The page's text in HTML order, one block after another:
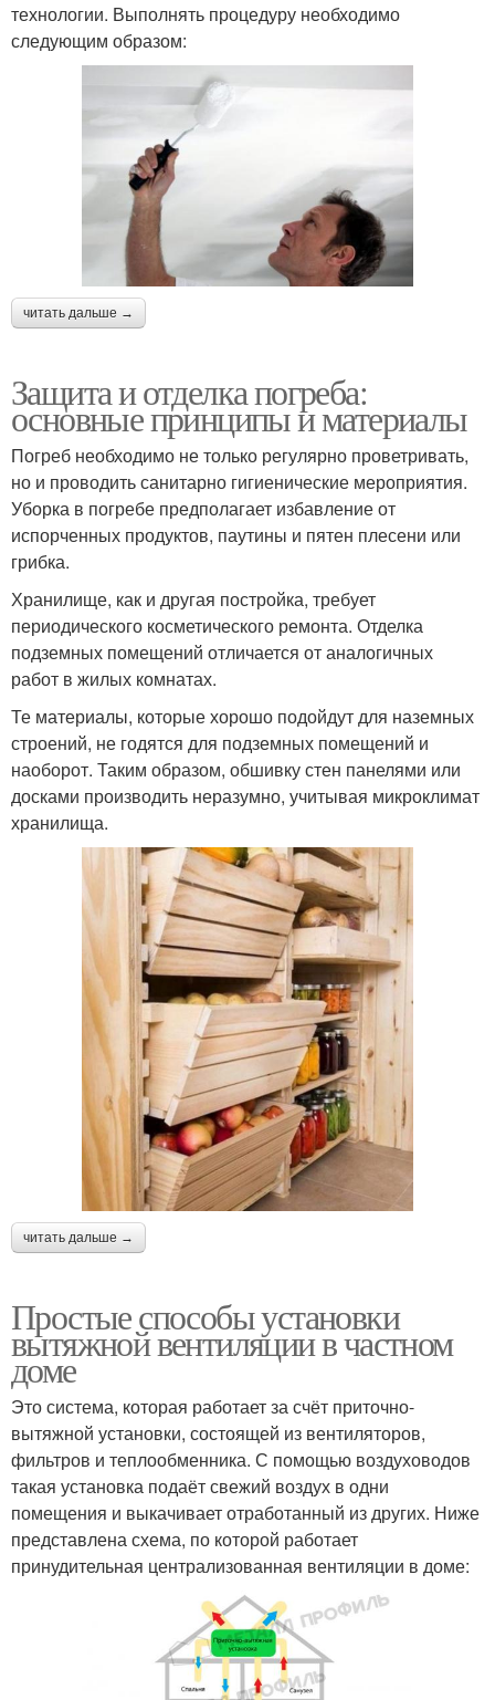
технологии. Выполнять процедуру необходимо
следующим образом:
читать дальше →
Защита и отделка погреба:
основные принципы и материалы
Погреб необходимо не только регулярно проветривать,
но и проводить санитарно гигиенические мероприятия.
Уборка в погребе предполагает избавление от
испорченных продуктов, паутины и пятен плесени или
грибка.
Хранилище, как и другая постройка, требует
периодического косметического ремонта. Отделка
подземных помещений отличается от аналогичных
работ в жилых комнатах.
Те материалы, которые хорошо подойдут для наземных
строений, не годятся для подземных помещений и
наоборот. Таким образом, обшивку стен панелями или
досками производить неразумно, учитывая микроклимат
хранилища.
читать дальше →
Простые способы установки
вытяжной вентиляции в частном
доме
Это система, которая работает за счёт приточно-
вытяжной установки, состоящей из вентиляторов,
фильтров и теплообменника. С помощью воздуховодов
такая установка подаёт свежий воздух в одни
помещения и выкачивает отработанный из других. Ниже
представлена схема, по которой работает
принудительная централизованная вентиляции в доме: